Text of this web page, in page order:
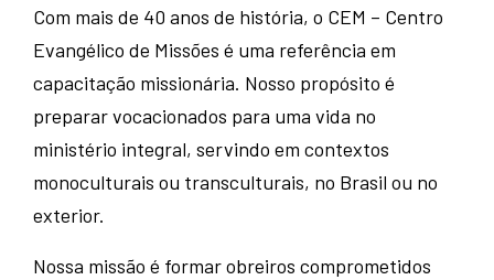
Com mais de 40 anos de história, o CEM – Centro
Evangélico de Missões é uma referência em
capacitação missionária. Nosso propósito é
preparar vocacionados para uma vida no
ministério integral, servindo em contextos
monoculturais ou transculturais, no Brasil ou no
exterior.
Nossa missão é formar obreiros comprometidos